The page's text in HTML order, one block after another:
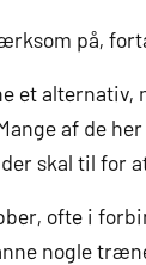
på,
et
af de
skal til for
ofte i
nogle